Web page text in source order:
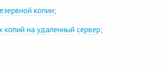
копии;
копий на удаленный сервер;